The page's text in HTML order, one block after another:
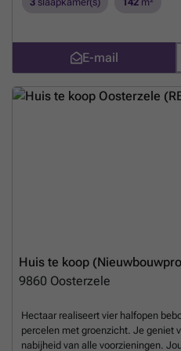
Als koper krijg je bovendien de
naar wens af te werken, in
partnerleveranciers.Indeling van
met gastentoilet, lichtrijke
bergruimte. Verdieping: nachthal
slaapkamers en badkamer met
lavabomeubel.Zolder: toegankelijk
opbergruimte. Troeven van deze
E-mail
Huis te koop
9860 Oosterzele
Hectaar realiseert vier halfopen
percelen met groenzicht. Je geniet
nabijheid van alle voorzieningen.